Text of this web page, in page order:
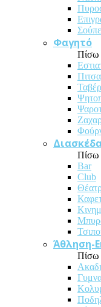
Φαγητό
Πίσω
Πίσω
Bar
Club
Άθληση-
Πίσω